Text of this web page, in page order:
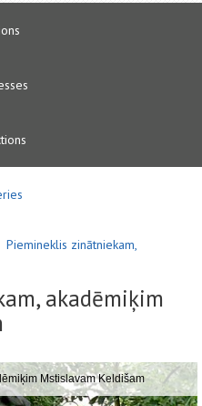
Piemineklis zinātniekam,
akadēmiķim
Mstislavam Keldišam